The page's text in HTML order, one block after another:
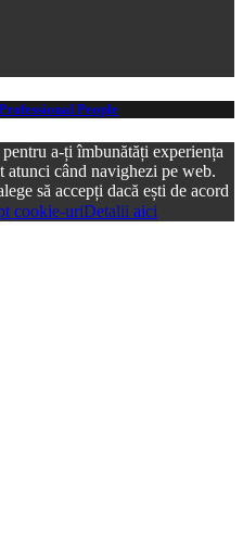
People
a-ți îmbunătăți experiența
atunci când navighezi pe web.
să accepți dacă ești de acord
cookie-uriDetalii aici